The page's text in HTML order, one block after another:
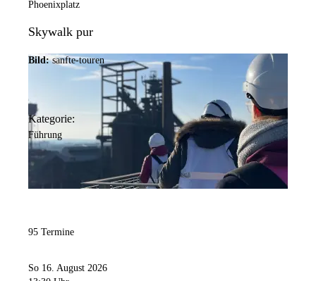
Phoenixplatz
Skywalk pur
Bild: sanfte-touren
Kategorie:
Führung
95 Termine
So 16. August 2026